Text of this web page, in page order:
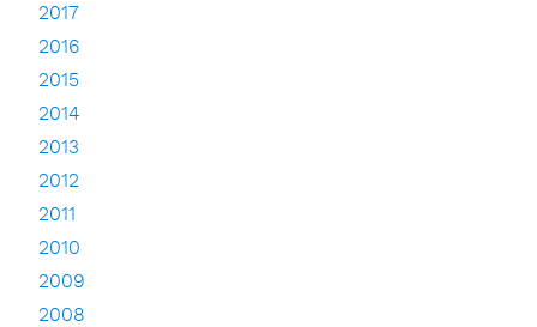
2017
2016
2015
2014
2013
2012
2011
2010
2009
2008